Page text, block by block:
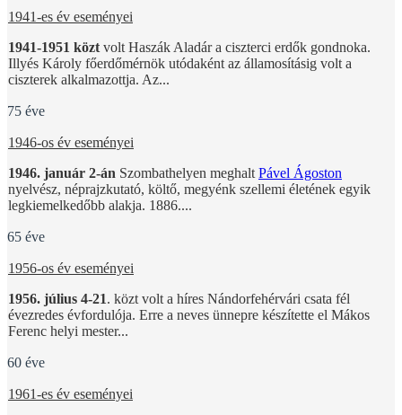
1941-es év eseményei
1941-1951 közt volt Haszák Aladár a ciszterci erdők gondnoka.
Illyés Károly főerdőmérnök utódaként az államosításig volt a
ciszterek alkalmazottja. Az...
75 éve
1946-os év eseményei
1946. január 2-án Szombathelyen meghalt Pável Ágoston
nyelvész, néprajzkutató, költő, megyénk szellemi életének egyik
legkiemelkedőbb alakja. 1886....
65 éve
1956-os év eseményei
1956. július 4-21. közt volt a híres Nándorfehérvári csata fél
évezredes évfordulója. Erre a neves ünnepre készítette el Mákos
Ferenc helyi mester...
60 éve
1961-es év eseményei